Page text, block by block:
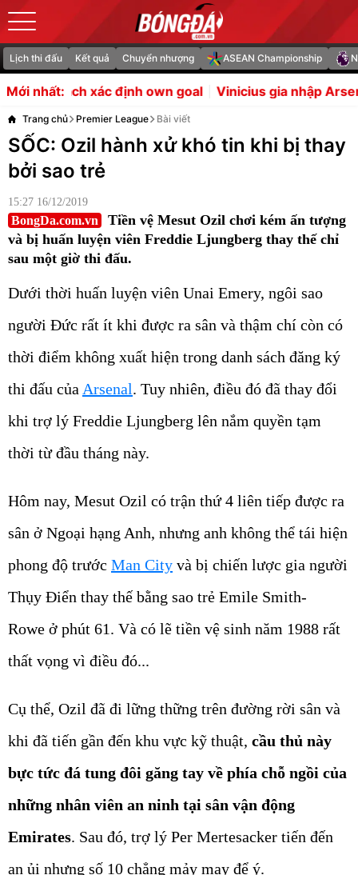
Lịch thi đấu Kết quả Chuyển nhượng ASEAN Championship
Mới nhất:
own goal Vinicius gia nhập Arsenal sẽ là bản hợp
Trang chủ Premier League Bài viết
SỐC: Ozil hành xử khó tin khi bị thay
bởi sao trẻ
15:27 16/12/2019
BongDa.com.vn
Tiền vệ Mesut Ozil chơi kém ấn tượng
và bị huấn luyện viên Freddie Ljungberg thay thế chỉ
sau một giờ thi đấu.
Dưới thời huấn luyện viên Unai Emery, ngôi sao
người Đức rất ít khi được ra sân và thậm chí còn có
thời điểm không xuất hiện trong danh sách đăng ký
thi đấu của Arsenal. Tuy nhiên, điều đó đã thay đổi
khi trợ lý Freddie Ljungberg lên nắm quyền tạm
thời từ đầu tháng này.
Hôm nay, Mesut Ozil có trận thứ 4 liên tiếp được ra
sân ở Ngoại hạng Anh, nhưng anh không thể tái hiện
phong độ trước Man City và bị chiến lược gia người
Thụy Điển thay thế bằng sao trẻ Emile Smith-
Rowe ở phút 61. Và có lẽ tiền vệ sinh năm 1988 rất
thất vọng vì điều đó...
Cụ thể, Ozil đã đi lững thững trên đường rời sân và
khi đã tiến gần đến khu vực kỹ thuật, cầu thủ này
bực tức đá tung đôi găng tay về phía chỗ ngồi của
những nhân viên an ninh tại sân vận động
Emirates. Sau đó, trợ lý Per Mertesacker tiến đến
an ủi nhưng số 10 chẳng mảy may để ý.